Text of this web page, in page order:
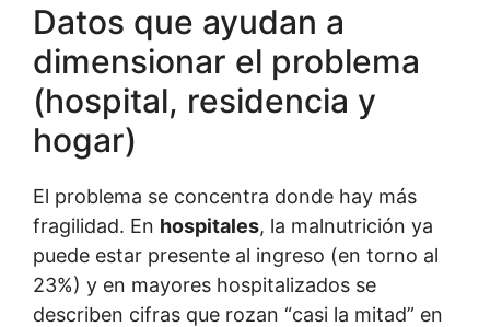
Datos que ayudan a
dimensionar el problema
(hospital, residencia y
hogar)
El problema se concentra donde hay más
fragilidad. En hospitales, la malnutrición ya
puede estar presente al ingreso (en torno al
23%) y en mayores hospitalizados se
describen cifras que rozan “casi la mitad” en